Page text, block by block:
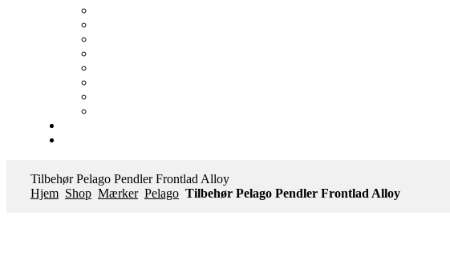
Tilbehør Pelago Pendler Frontlad Alloy
Hjem Shop Mærker Pelago Tilbehør Pelago Pendler Frontlad Alloy